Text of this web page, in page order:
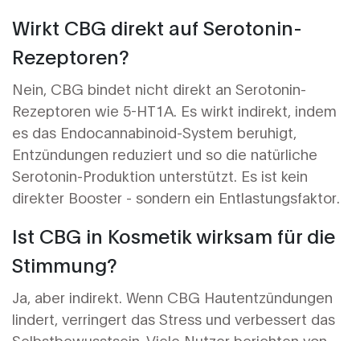
Wirkt CBG direkt auf Serotonin-
Rezeptoren?
Nein, CBG bindet nicht direkt an Serotonin-
Rezeptoren wie 5-HT1A. Es wirkt indirekt, indem
es das Endocannabinoid-System beruhigt,
Entzündungen reduziert und so die natürliche
Serotonin-Produktion unterstützt. Es ist kein
direkter Booster - sondern ein Entlastungsfaktor.
Ist CBG in Kosmetik wirksam für die
Stimmung?
Ja, aber indirekt. Wenn CBG Hautentzündungen
lindert, verringert das Stress und verbessert das